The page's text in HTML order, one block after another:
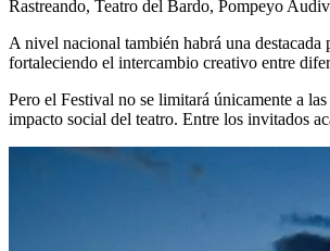
Rastreando, Teatro del Bardo, Pompeyo
A nivel nacional también habrá una
fortaleciendo el intercambio creativo entre
Pero el Festival no se limitará únicamente a
impacto social del teatro. Entre los invitados